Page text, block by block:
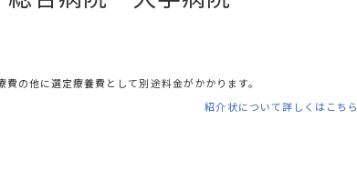
の他に選定療養費として別途料金がかかります。
紹介状について詳しくはこちら